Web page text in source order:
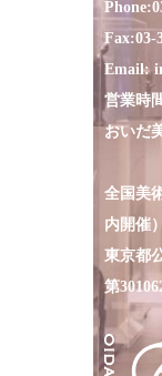
Phone:
Fax:03-
Email:
営業時
おいだ
全国美
内開催）
東京都
第